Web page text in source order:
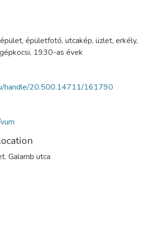
, épületfotó, utcakép, üzlet, erkély,
, 1930-as évek
handle/20.500.14711/161790
Galamb utca